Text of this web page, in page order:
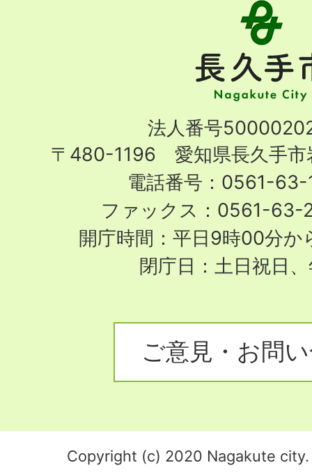
手
市
City
法人番号
〒480-1196 愛知県長久手市
電話番号：0561-63-
ファックス：0561-63-
開庁時間：平日9時00分
閉庁日：土日祝日
ご意見・お問
Copyright (c) 2020 Nagakute